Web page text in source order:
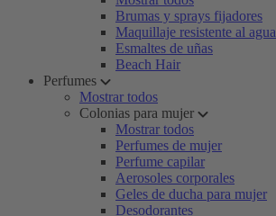
Brumas y sprays fijadores
Maquillaje resistente al agua
Esmaltes de uñas
Beach Hair
Perfumes
Mostrar todos
Colonias para mujer
Mostrar todos
Perfumes de mujer
Perfume capilar
Aerosoles corporales
Geles de ducha para mujer
Desodorantes